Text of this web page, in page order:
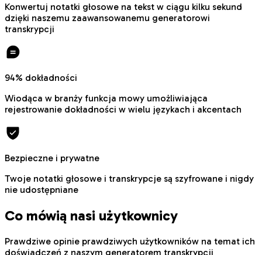
Konwertuj notatki głosowe na tekst w ciągu kilku sekund
dzięki naszemu zaawansowanemu generatorowi
transkrypcji
94% dokładności
Wiodąca w branży funkcja mowy umożliwiająca
rejestrowanie dokładności w wielu językach i akcentach
Bezpieczne i prywatne
Twoje notatki głosowe i transkrypcje są szyfrowane i nigdy
nie udostępniane
Co mówią nasi użytkownicy
Prawdziwe opinie prawdziwych użytkowników na temat ich
doświadczeń z naszym generatorem transkrypcji